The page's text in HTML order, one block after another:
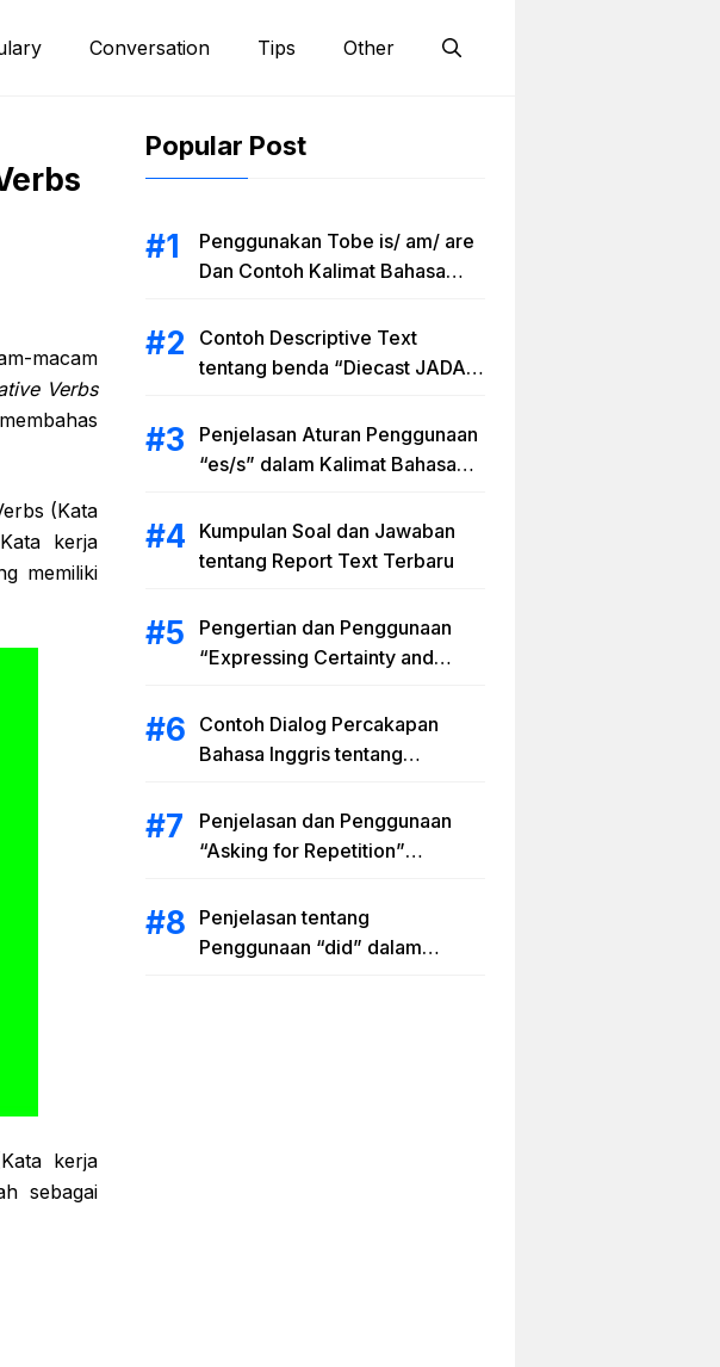
Conversation Tips Other
macam
Verbs
(Kata
kerja
memiliki
kerja
sebagai
Popular Post
Penggunakan Tobe is/ am/ are
Dan Contoh Kalimat Bahasa
Present Tense
Contoh Descriptive Text
tentang benda “Diecast JADA –
Penjelasan Aturan Penggunaan
“es/s” dalam Kalimat Bahasa
Kumpulan Soal dan Jawaban
tentang Report Text Terbaru
Pengertian dan Penggunaan
“Expressing Certainty and
Contoh Dialog Percakapan
Bahasa Inggris tentang
Artinya
Penjelasan dan Penggunaan
“Asking for Repetition”
dan Latihan Soal
Penjelasan tentang
Penggunaan “did” dalam